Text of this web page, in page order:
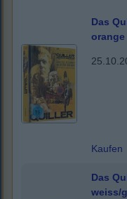
Das
orange
Kaufen
Das
weiss/